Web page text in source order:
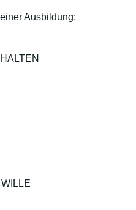
Ausbildung: